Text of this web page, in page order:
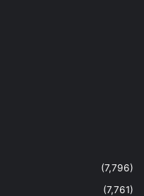
(7,796)
(7,761)